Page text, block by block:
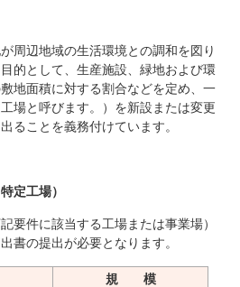
周辺地域の生活環境との調和を図り
的として、生産施設、緑地および環
地面積に対する割合などを定め、一
場と呼びます。）を新設または変更
ることを義務付けています。
定工場）
要件に該当する工場または事業場）
書の提出が必要となります。
規 模